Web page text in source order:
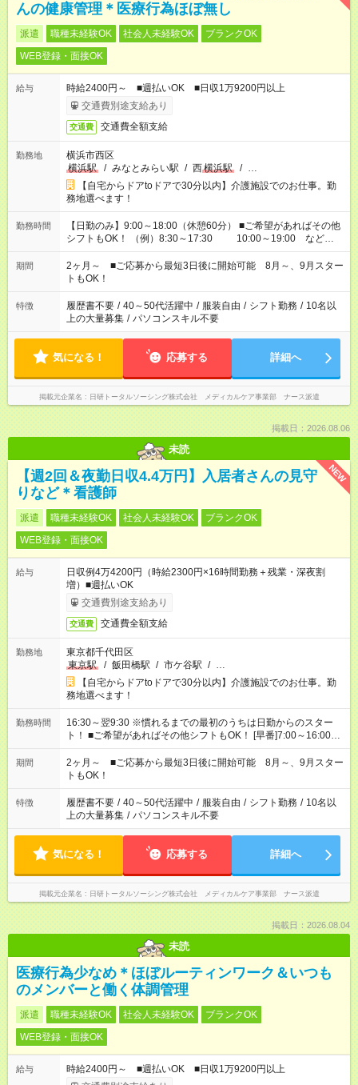
んの健康管理＊医療行為ほぼ無し
派遣 職種未経験OK 社会人未経験OK
ブランクOK
WEB登録・面接OK
給与
時給2400円～ ■週払いOK ■日収1万9200円以上
交通費別途支給あり
交通費 交通費全額支給
勤務地
横浜市西区
横浜駅
/ みなとみらい駅 / 西横浜駅 / …
【自宅からドアtoドアで30分以内】介護施設でのお仕事。勤
務地選べます！
勤務時間
【日勤のみ】9:00～18:00（休憩60分） ■ご希望があればその他
シフトもOK！ （例）8:30～17:30 10:00～19:00 など
「家族とお休みを合わせたい」 「できれば残業はしたくない」
など、あなたのご希望に沿ったお仕事をご紹介します！ ※Wワ
ーク希望の方へ 今ご覧のお仕事で希望する勤務時間と、もう1つ
のお仕事の勤務時間。 合計で週40時間を超える場合は応募でき
ません
期間
2ヶ月～ ■ご応募から最短3日後に開始可能 8月～、9月スター
トもOK！
特徴 履歴書不要 / 40～50代活躍中 / 服装自由 / シフト勤務 / 10名以
上の大量募集 / パソコンスキル不要
気になる！ 応募する 詳細へ
掲載元企業名 日研トータルソーシング株式会社 メディカルケア事業部 ナース派遣
掲載日：2026.08.06
未読
NEW
【週2回＆夜勤日収4.4万円】入居者さんの見守
りなど＊看護師
派遣 職種未経験OK 社会人未経験OK
ブランクOK
WEB登録・面接OK
給与
日収例4万4200円（時給2300円×16時間勤務＋残業・深夜割
増）■週払いOK
交通費別途支給あり
交通費 交通費全額支給
勤務地
東京都千代田区
東京駅
/ 飯田橋駅 / 市ケ谷駅 / …
【自宅からドアtoドアで30分以内】介護施設でのお仕事。勤
務地選べます！
勤務時間
16:30～翌9:30 ※慣れるまでの最初のうちは日勤からのスター
ト！ ■ご希望があればその他シフトもOK！ [早番]7:00～16:00
[日勤]9:00～18:00 [遅番]10:00～19:00など ※Wワーク希望の方
へ 今ご覧のお仕事で希望する勤務時間と、もう1つのお仕事の勤
務時間。 合計で週40時間を超える場合は応募できません。
期間
2ヶ月～ ■ご応募から最短3日後に開始可能 8月～、9月スター
トもOK！
特徴 履歴書不要 / 40～50代活躍中 / 服装自由 / シフト勤務 / 10名以
上の大量募集 / パソコンスキル不要
気になる！ 応募する 詳細へ
掲載元企業名 日研トータルソーシング株式会社 メディカルケア事業部 ナース派遣
掲載日：2026.08.04
未読
医療行為少なめ＊ほぼルーティンワーク＆いつも
のメンバーと働く体調管理
派遣 職種未経験OK 社会人未経験OK
ブランクOK
WEB登録・面接OK
給与
時給2400円～ ■週払いOK ■日収1万9200円以上